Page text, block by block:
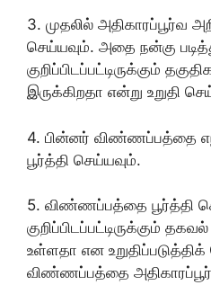
3. முதலில் அதிகாரப்பூர்வ
செய்யவும். அதை நன்கு
குறிப்பிடப்பட்டிருக்கும்
இருக்கிறதா என்று உறுதி
4. பின்னர் விண்ணப்பத்தை
பூர்த்தி செய்யவும்.
5. விண்ணப்பத்தை பூர்த்தி
குறிப்பிடப்பட்டிருக்கும்
உள்ளதா என
விண்ணப்பத்தை